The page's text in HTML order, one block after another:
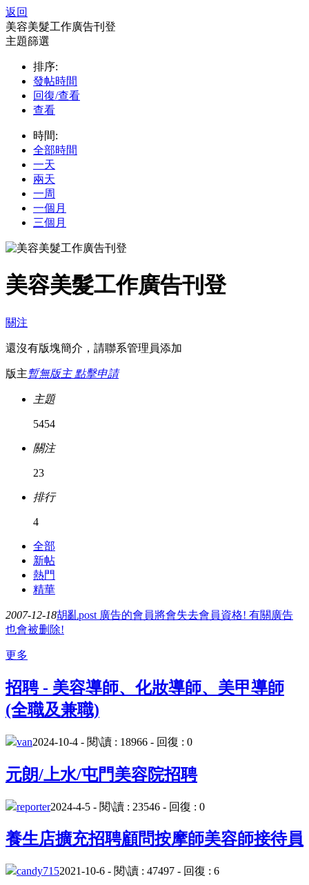
返回
美容美髮工作廣告刊登
主題篩選
排序:
發帖時間
回復/查看
查看
時間:
全部時間
一天
兩天
一周
一個月
三個月
美容美髮工作廣告刊登
關注
還沒有版塊簡介，請聯系管理員添加
版主暫無版主 點擊申請
主題
5454
關注
23
排行
4
全部
新帖
熱門
精華
2007-12-18胡亂post 廣告的會員將會失去會員資格! 有關廣告
也會被删除!
更多
招聘 - 美容導師、化妝導師、美甲導師
(全職及兼職)
van2024-10-4 - 閱\讀 : 18966 - 回復 : 0
元朗/上水/屯門美容院招聘
reporter2024-4-5 - 閱\讀 : 23546 - 回復 : 0
養生店擴充招聘顧問按摩師美容師接待員
candy7152021-10-6 - 閱\讀 : 47497 - 回復 : 6